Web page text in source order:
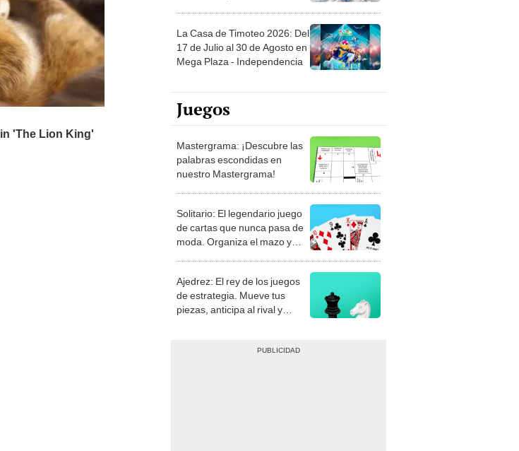
La Casa de Timoteo 2026: Del
17 de Julio al 30 de Agosto en
Mega Plaza - Independencia
Juegos
Mastergrama: ¡Descubre las
palabras escondidas en
nuestro Mastergrama!
Solitario: El legendario juego
de cartas que nunca pasa de
moda. Organiza el mazo y
Ajedrez: El rey de los juegos
de estrategia. Mueve tus
piezas, anticipa al rival y